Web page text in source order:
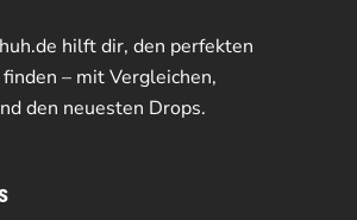
hilft dir, den perfekten
– mit Vergleichen,
den neuesten Drops.